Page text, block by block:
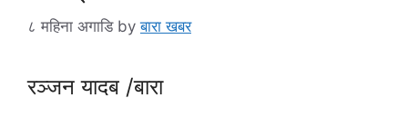
८ महिना अगाडि byबारा खबर
रञ्जन यादब /बारा